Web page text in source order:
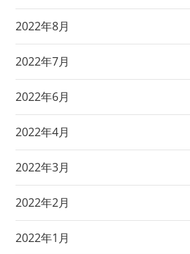
2022年8月
2022年7月
2022年6月
2022年4月
2022年3月
2022年2月
2022年1月